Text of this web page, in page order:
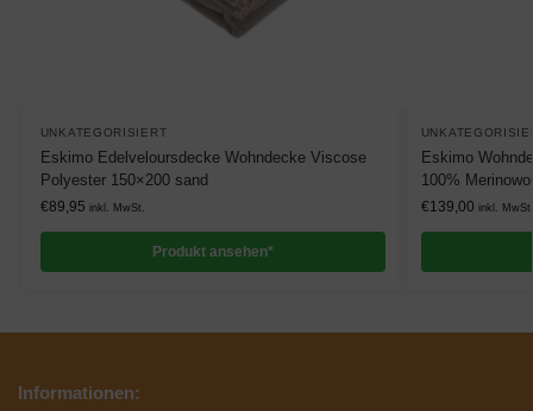
UNKATEGORISIERT
Eskimo Edelveloursdecke Wohndecke Viscose
Polyester 150×200 sand
€89,95 inkl. MwSt.
Produkt ansehen*
Eskimo
100%
€139,00 inkl. MwSt.
Informationen: